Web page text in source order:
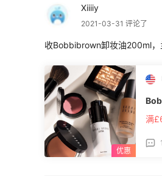
Xiiiiy
2021-03-31 评论了
收Bobbibrown卸妆油200ml，
满